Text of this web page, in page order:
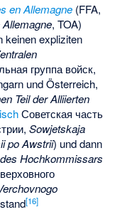
en Allemagne(FFA,
Allemagne, TOA)
keinen expliziten
группа войск,
und Österreich,
Teil der Alliierten
Советская часть
, Sowjetskaja
po Awstrii) und dann
Hochkommissars
[16]